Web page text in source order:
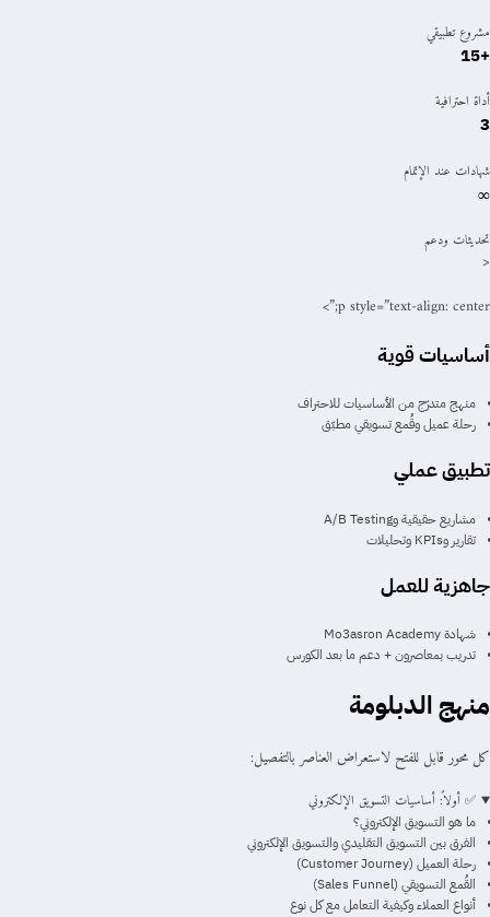
مشروع تطبيقي
+15
أداة احترافية
3
شهادات عند الإتمام
∞
تحديثات ودعم
<
p style=”text-align: center;”>
أساسيات قوية
منهج متدرّج من الأساسيات للاحتراف
رحلة عميل وقُمع تسويقي مطبّق
تطبيق عملي
مشاريع حقيقية وA/B Testing
تقارير وKPIs وتحليلات
جاهزية للعمل
شهادة Mo3asron Academy
تدريب بمعاصرون + دعم ما بعد الكورس
منهج الدبلومة
كل محور قابل للفتح لاستعراض العناصر بالتفصيل:
✅ أولاً: أساسيات التسويق الإلكتروني
ما هو التسويق الإلكتروني؟
الفرق بين التسويق التقليدي والتسويق الإلكتروني
رحلة العميل (Customer Journey)
القُمع التسويقي (Sales Funnel)
أنواع العملاء وكيفية التعامل مع كل نوع